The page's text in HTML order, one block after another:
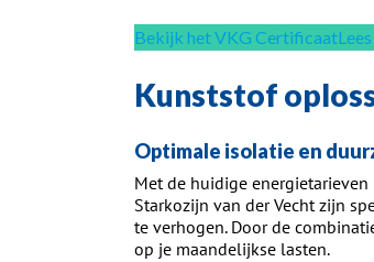
Bekijk het VKG Certificaat
Kunststof
Optimale isolatie en
Met de huidige
Starkozijn van der Vecht zijn
te verhogen. Door de
op je maandelijkse lasten.